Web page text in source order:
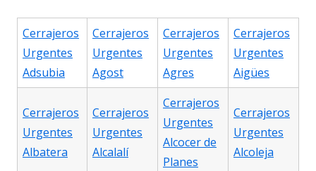
Cerrajeros
Urgentes
Adsubia
Cerrajeros
Urgentes
Agost
Cerrajeros
Urgentes
Agres
Cerrajeros
Urgentes
Aigües
Cerrajeros
Urgentes
Albatera
Cerrajeros
Urgentes
Alcalalí
Cerrajeros
Urgentes
Alcocer de
Planes
Cerrajeros
Urgentes
Alcoleja